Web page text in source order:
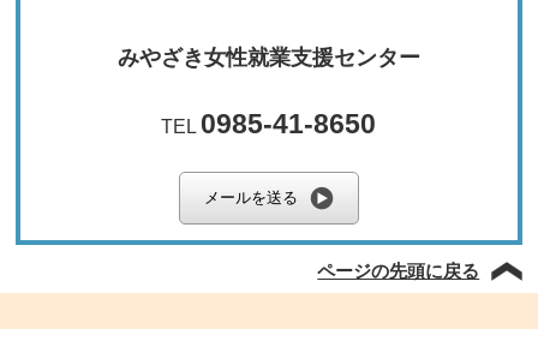
みやざき女性就業支援センター
TEL 0985-41-8650
メールを送る
ページの先頭に戻る